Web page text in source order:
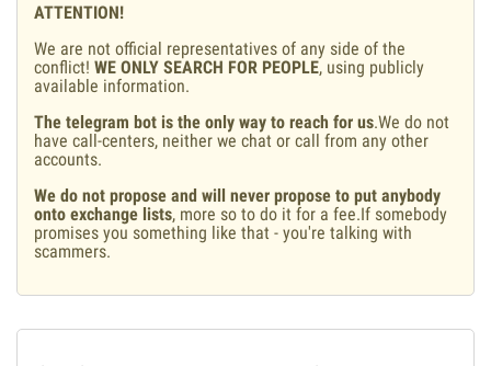
ATTENTION!
We are not official representatives of any side of the
conflict! WE ONLY SEARCH FOR PEOPLE, using publicly
available information.
The telegram bot is the only way to reach for us.We do not
have call-centers, neither we chat or call from any other
accounts.
We do not propose and will never propose to put anybody
onto exchange lists, more so to do it for a fee.If somebody
promises you something like that - you're talking with
scammers.